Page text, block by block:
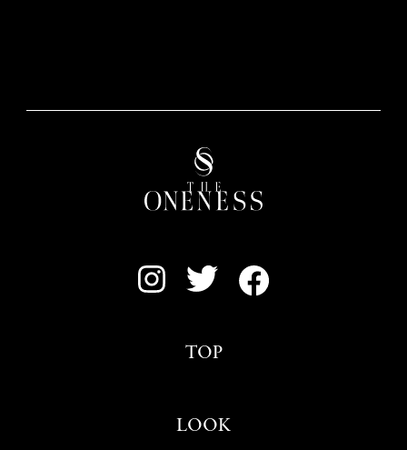
TOP
LOOK